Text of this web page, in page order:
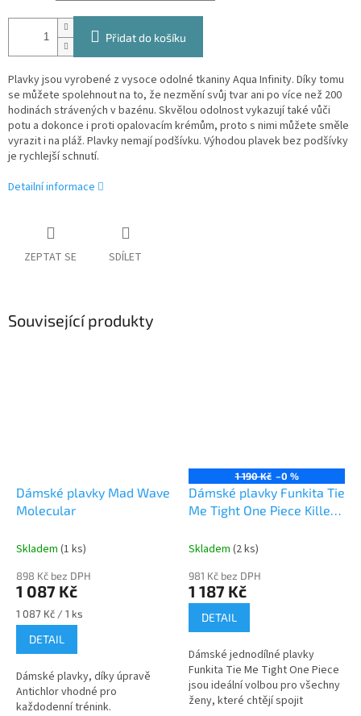
Přidat do košíku
Plavky jsou vyrobené z vysoce odolné tkaniny Aqua Infinity. Díky tomu
se můžete spolehnout na to, že nezmění svůj tvar ani po více než 200
hodinách strávených v bazénu. Skvělou odolnost vykazují také vůči
potu a dokonce i proti opalovacím krémům, proto s nimi můžete směle
vyrazit i na pláž. Plavky nemají podšívku. Výhodou plavek bez podšívky
je rychlejší schnutí.
Detailní informace
ZEPTAT SE SDÍLET
Související produkty
Dámské plavky Mad Wave
Molecular
Skladem (1 ks)
898 Kč bez DPH
1 087 Kč
Měrná
cena:
1 087 Kč / 1 ks
DETAIL
Dámské plavky, díky úpravě
Antichlor vhodné pro
každodenní trénink.
1 190 Kč –0 %
Dámské plavky Funkita Tie
Me Tight One Piece Killer
Skladem (2 ks)
981 Kč bez DPH
1 187 Kč
DETAIL
Dámské jednodílné plavky
Funkita Tie Me Tight One Piece
jsou ideální volbou pro všechny
ženy, které chtějí spojit